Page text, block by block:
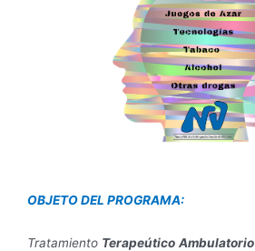
OBJETO DEL PROGRAMA:
Tratamiento Terapeútico Ambulatorio